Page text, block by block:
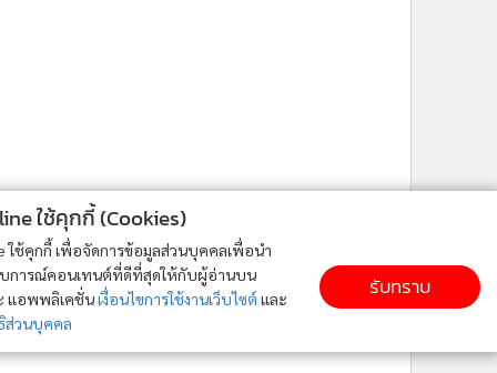
ใช้คุกกี้ (Cookies)
ใช้คุกกี้ เพื่อจัดการข้อมูลส่วนบุคคลเพื่อนำ
การณ์คอนเทนต์ที่ดีที่สุดให้กับผู้อ่านบน
แอพพลิเคชั่นเงื่อนไขการใช้งานเว็บไซต์ และ
ส่วนบุคคล
รับทราบ